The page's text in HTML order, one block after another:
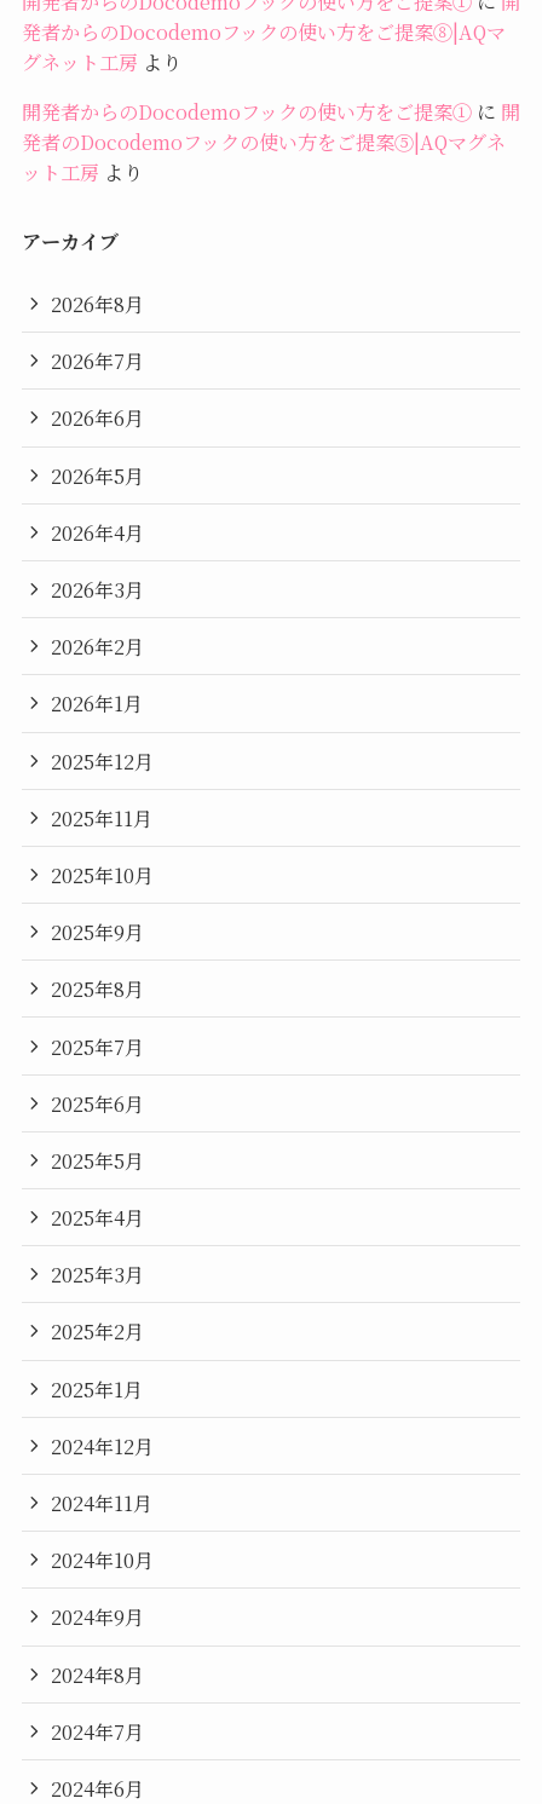
発者からのDocodemoフックの使い方をご提案⑧|AQマ
グネット工房 より
開発者からのDocodemoフックの使い方をご提案①に 開
発者のDocodemoフックの使い方をご提案⑤|AQマグネ
ット工房 より
アーカイブ
2026年8月
2026年7月
2026年6月
2026年5月
2026年4月
2026年3月
2026年2月
2026年1月
2025年12月
2025年11月
2025年10月
2025年9月
2025年8月
2025年7月
2025年6月
2025年5月
2025年4月
2025年3月
2025年2月
2025年1月
2024年12月
2024年11月
2024年10月
2024年9月
2024年8月
2024年7月
2024年6月